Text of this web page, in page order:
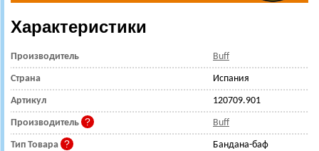
Характеристики
Производитель Buff
Страна Испания
Артикул 120709.901
Производитель Buff
Тип Товара Бандана-баф